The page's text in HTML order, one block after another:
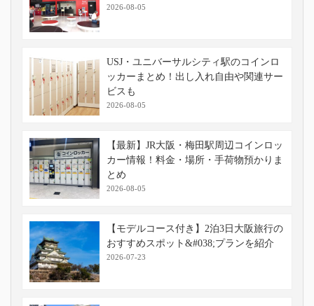
2026-08-05
USJ・ユニバーサルシティ駅のコインロ
ッカーまとめ！出し入れ自由や関連サー
ビスも
2026-08-05
【最新】JR大阪・梅田駅周辺コインロッ
カー情報！料金・場所・手荷物預かりま
とめ
2026-08-05
【モデルコース付き】2泊3日大阪旅行の
おすすめスポット&#038;プランを紹介
2026-07-23